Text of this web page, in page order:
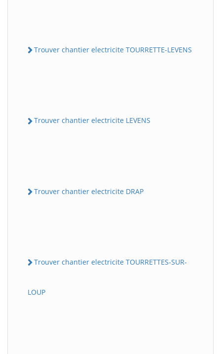
Trouver chantier electricite TOURRETTE-LEVENS
Trouver chantier electricite LEVENS
Trouver chantier electricite DRAP
Trouver chantier electricite TOURRETTES-SUR-
LOUP